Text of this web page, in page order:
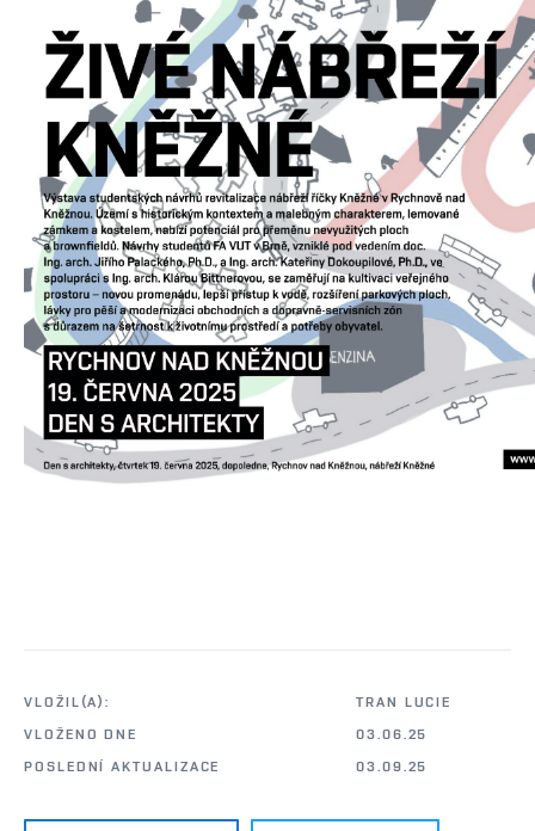
VLOŽIL(A):
TRAN LUCIE
VLOŽENO DNE
03.06.25
POSLEDNÍ AKTUALIZACE
03.09.25